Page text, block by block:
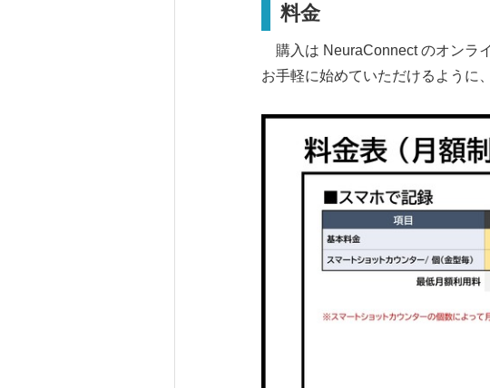
料金
購入は NeuraConnect のオンラ
お手軽に始めていただけるように